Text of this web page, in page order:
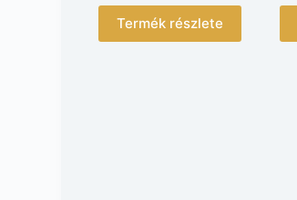
Termék részlete